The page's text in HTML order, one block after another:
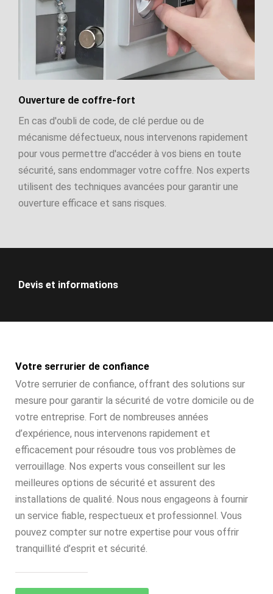
Ouverture de coffre-fort
En cas d'oubli de code, de clé perdue ou de
mécanisme défectueux, nous intervenons rapidement
pour vous permettre d'accéder à vos biens en toute
sécurité, sans endommager votre coffre. Nos experts
utilisent des techniques avancées pour garantir une
ouverture efficace et sans risques.
Devis et informations
Votre serrurier de confiance
Votre serrurier de confiance, offrant des solutions sur
mesure pour garantir la sécurité de votre domicile ou de
votre entreprise. Fort de nombreuses années
d’expérience, nous intervenons rapidement et
efficacement pour résoudre tous vos problèmes de
verrouillage. Nos experts vous conseillent sur les
meilleures options de sécurité et assurent des
installations de qualité. Nous nous engageons à fournir
un service fiable, respectueux et professionnel. Vous
pouvez compter sur notre expertise pour vous offrir
tranquillité d’esprit et sécurité.